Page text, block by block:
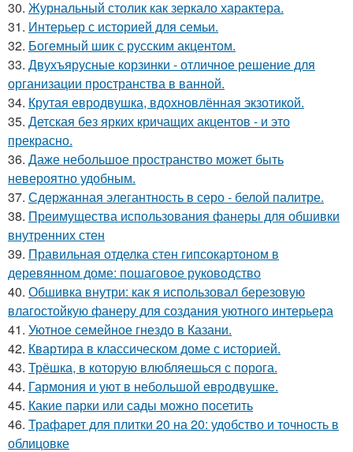
30. Журнальный столик как зеркало характера.
31. Интерьер с историей для семьи.
32. Богемный шик с русским акцентом.
33. Двухъярусные корзинки - отличное решение для
организации пространства в ванной.
34. Крутая евродвушка, вдохновлённая экзотикой.
35. Детская без ярких кричащих акцентов - и это
прекрасно.
36. Даже небольшое пространство может быть
невероятно удобным.
37. Сдержанная элегантность в серо - белой палитре.
38. Преимущества использования фанеры для обшивки
внутренних стен
39. Правильная отделка стен гипсокартоном в
деревянном доме: пошаговое руководство
40. Обшивка внутри: как я использовал березовую
влагостойкую фанеру для создания уютного интерьера
41. Уютное семейное гнездо в Казани.
42. Квартира в классическом доме с историей.
43. Трёшка, в которую влюбляешься с порога.
44. Гармония и уют в небольшой евродвушке.
45. Какие парки или сады можно посетить
46. Трафарет для плитки 20 на 20: удобство и точность в
облицовке